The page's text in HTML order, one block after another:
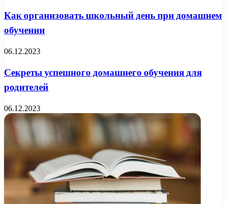
Как организовать школьный день при домашнем
обучении
06.12.2023
Секреты успешного домашнего обучения для
родителей
06.12.2023